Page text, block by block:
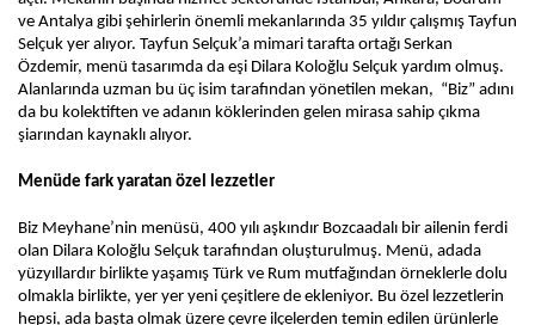
ve Antalya gibi şehirlerin önemli mekanlarında 35 yıldır çalışmış Tayfun
Selçuk yer alıyor. Tayfun Selçuk’a mimari tarafta ortağı Serkan
Özdemir, menü tasarımda da eşi Dilara Koloğlu Selçuk yardım olmuş.
Alanlarında uzman bu üç isim tarafından yönetilen mekan,  “Biz” adını
da bu kolektiften ve adanın köklerinden gelen mirasa sahip çıkma
şiarından kaynaklı alıyor.
Menüde fark yaratan özel lezzetler
Biz Meyhane’nin menüsü, 400 yılı aşkındır Bozcaadalı bir ailenin ferdi
olan Dilara Koloğlu Selçuk tarafından oluşturulmuş. Menü, adada
yüzyıllardır birlikte yaşamış Türk ve Rum mutfağından örneklerle dolu
olmakla birlikte, yer yer yeni çeşitlere de ekleniyor. Bu özel lezzetlerin
hepsi, ada başta olmak üzere çevre ilçelerden temin edilen ürünlerle